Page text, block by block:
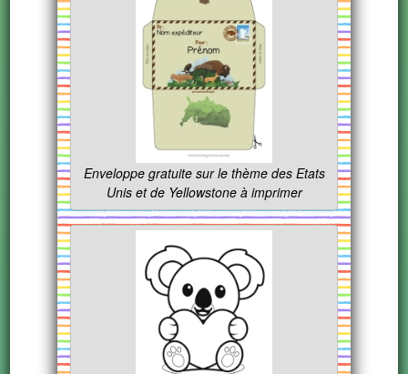
Enveloppe gratuite sur le thème des Etats
Unis et de Yellowstone à imprimer